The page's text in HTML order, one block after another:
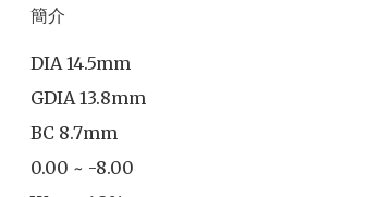
簡介
DIA 14.5mm
GDIA 13.8mm
BC 8.7mm
0.00 ~ -8.00